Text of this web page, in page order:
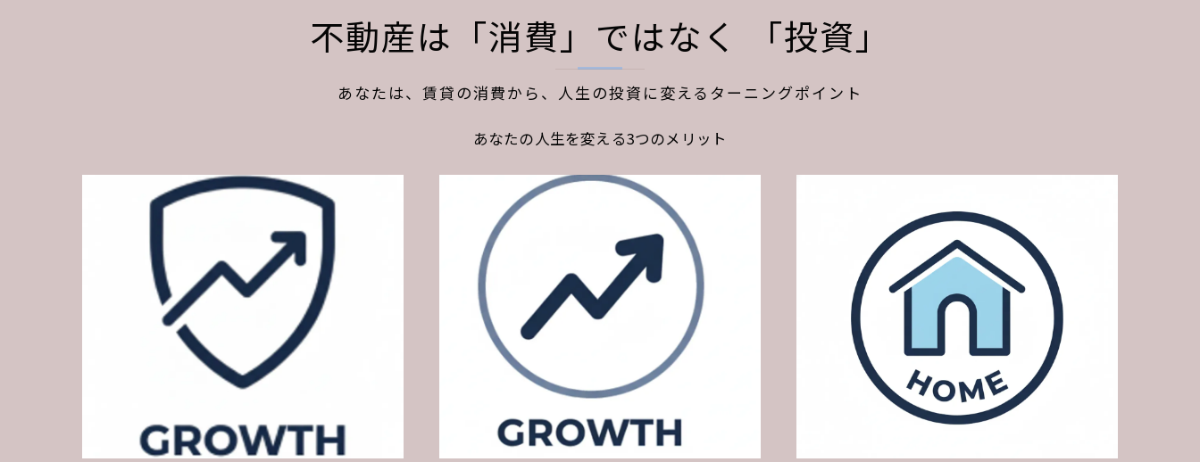
不動産は「消費」ではなく 「投資」
あなたは、賃貸の消費から、人生の投資に変えるターニングポイント
あなたの人生を変える3つのメリット